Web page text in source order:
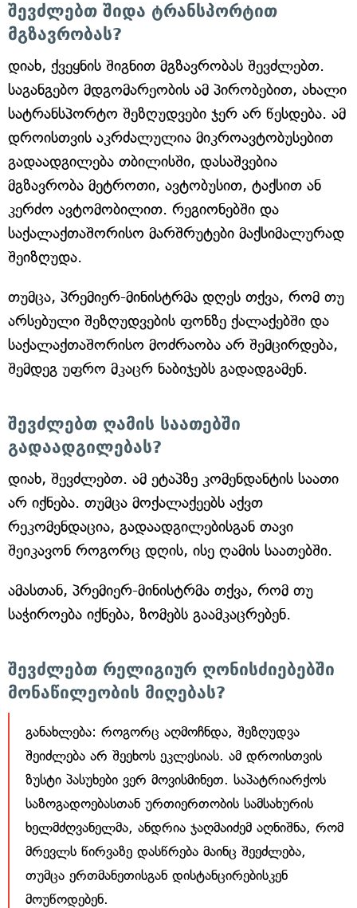
შევძლებთ შიდა ტრანსპორტით
მგზავრობას?
დიახ, ქვეყნის შიგნით მგზავრობას შევძლებთ.
საგანგებო მდგომარეობის ამ პირობებით, ახალი
სატრანსპორტო შეზღუდვები ჯერ არ წესდება. ამ
დროისთვის აკრძალულია მიკროავტობუსებით
გადაადგილება თბილისში, დასაშვებია
მგზავრობა მეტროთი, ავტობუსით, ტაქსით ან
კერძო ავტომობილით. რეგიონებში და
საქალაქთაშორისო მარშრუტები მაქსიმალურად
შეიზღუდა.
თუმცა, პრემიერ-მინისტრმა დღეს თქვა, რომ თუ
არსებული შეზღუდვების ფონზე ქალაქებში და
საქალაქთაშორისო მოძრაობა არ შემცირდება,
შემდეგ უფრო მკაცრ ნაბიჯებს გადადგამენ.
შევძლებთ ღამის საათებში
გადაადგილებას?
დიახ, შევძლებთ. ამ ეტაპზე კომენდანტის საათი
არ იქნება. თუმცა მოქალაქეებს აქვთ
რეკომენდაცია, გადაადგილებისგან თავი
შეიკავონ როგორც დღის, ისე ღამის საათებში.
ამასთან, პრემიერ-მინისტრმა თქვა, რომ თუ
საჭიროება იქნება, ზომებს გაამკაცრებენ.
შევძლებთ რელიგიურ ღონისძიებებში
მონაწილეობის მიღებას?
განახლება: როგორც აღმოჩნდა, შეზღუდვა
შეიძლება არ შეეხოს ეკლესიას. ამ დროისთვის
ზუსტი პასუხები ვერ მოვისმინეთ. საპატრიარქოს
საზოგადოებასთან ურთიერთობის სამსახურის
ხელმძღვანელმა, ანდრია ჯაღმაიძემ აღნიშნა, რომ
მრევლს წირვაზე დასწრება მაინც შეეძლება,
თუმცა ერთმანეთისგან დისტანცირებისკენ
მოუწოდებენ.